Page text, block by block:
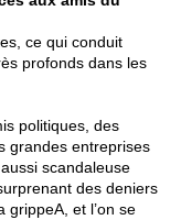
ce qui conduit
profonds dans les
politiques, des
grandes entreprises
scandaleuse
des deniers
grippeA, et l’on se